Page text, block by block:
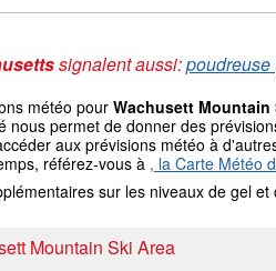
signalent aussi:poudreuse
météo pour Wachusett Mountain
nous permet de donner des
aux prévisions météo à
référez-vous à , la Carte Météo
sur les niveaux de gel
Mountain Ski Area